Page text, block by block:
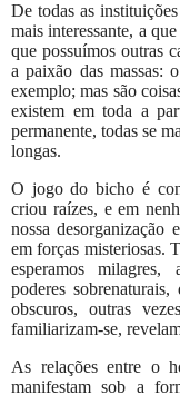
De todas as
mais interessante, a
que possuímos outras
a paixão das massas:
exemplo; mas são
existem em toda a
permanente, todas se
longas.
O jogo do bicho é
criou raízes, e em
nossa desorganização
em forças misteriosas.
esperamos
poderes
obscuros, outras
familiarizam-se,
As relações entre o
manifestam sob a